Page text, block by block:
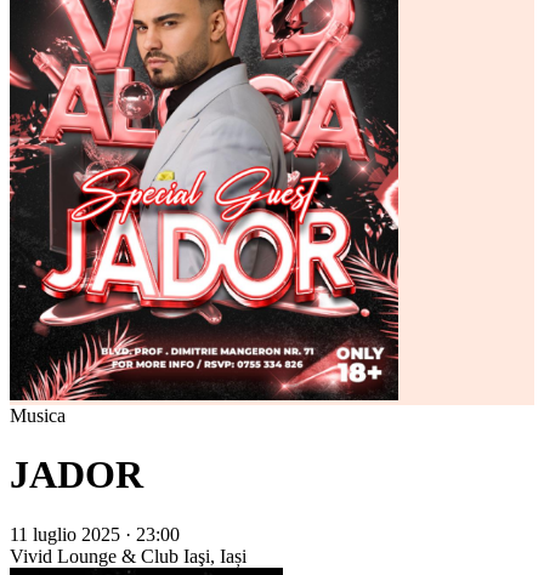
Musica
JADOR
11 luglio 2025 · 23:00
Vivid Lounge & Club Iaşi, Iași